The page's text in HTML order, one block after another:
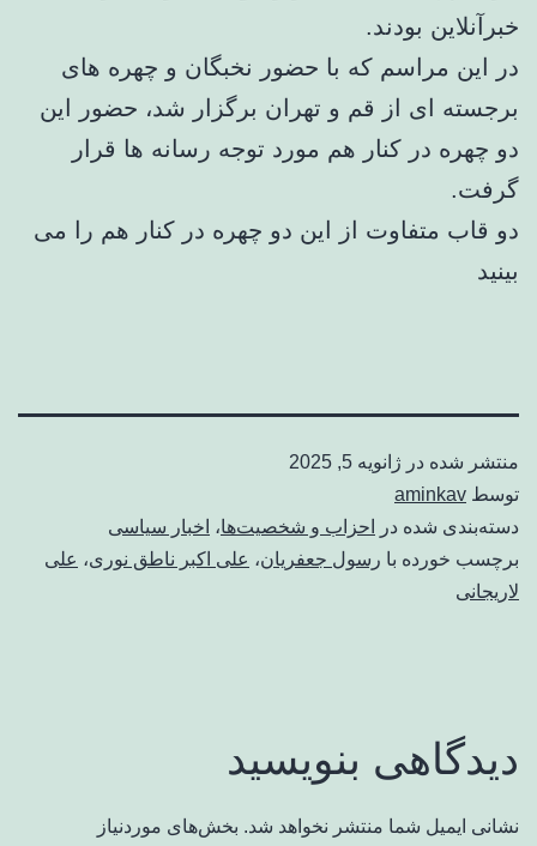
خبرآنلاین بودند.
در این مراسم که با حضور نخبگان و چهره های
برجسته ای از قم و تهران برگزار شد، حضور این
دو چهره در کنار هم مورد توجه رسانه ها قرار
گرفت.
دو قاب متفاوت از این دو چهره در کنار هم را می
بینید
منتشر شده در ژانویه 5, 2025
توسط aminkav
دسته‌بندی شده در
احزاب و شخصیت‌ها، اخبار سیاسی
برچسب خورده با رسول جعفریان، علی اکبر ناطق نوری، علی
لاریجانی
دیدگاهی بنویسید
نشانی ایمیل شما منتشر نخواهد شد. بخش‌های موردنیاز